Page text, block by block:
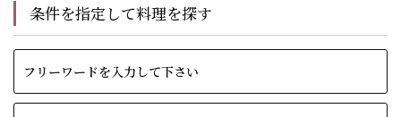
条件を指定して料理を探す